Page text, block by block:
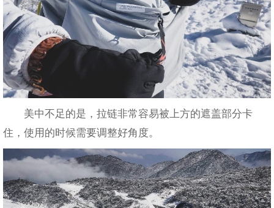
美中不足的是，拉链非常容易被上方的遮盖部分卡
住，使用的时候需要调整好角度。